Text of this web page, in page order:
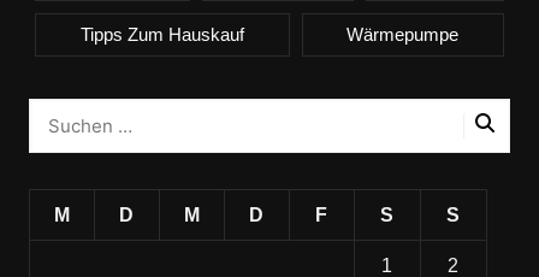
Tipps Zum Hauskauf Wärmepumpe
M D M D F S S
1 2